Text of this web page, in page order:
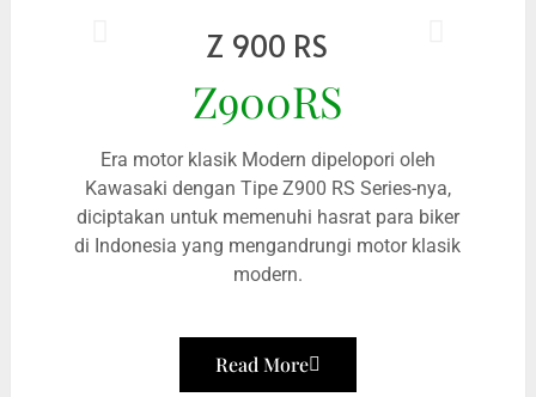
Z 900 RS
Z900RS
Era motor klasik Modern dipelopori oleh
Kawasaki dengan Tipe Z900 RS Series-nya,
diciptakan untuk memenuhi hasrat para biker
di Indonesia yang mengandrungi motor klasik
modern.
Read More